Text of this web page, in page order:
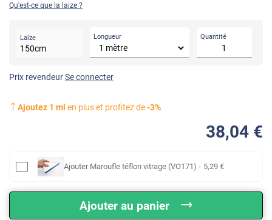
Qu'est-ce que la laize ?
Laize
150cm
Longueur Quantité
Prix revendeurSe connecter
Ajoutez 1 ml en plus et profitez de-3%
38,04 €
Ajouter Maroufle téflon vitrage (VO171) - 5,29 €
Ajouter au panier